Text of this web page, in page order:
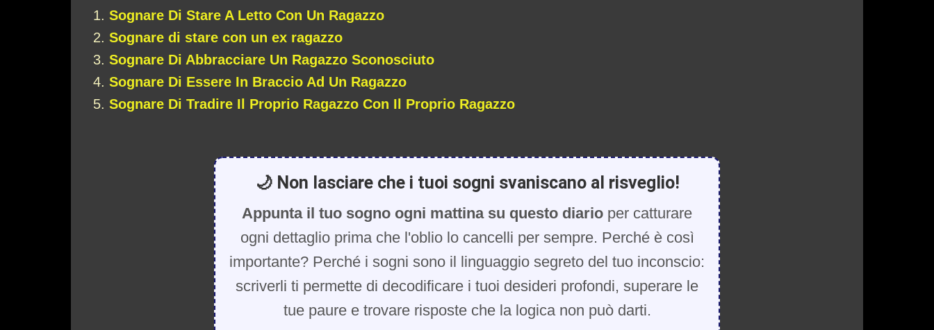
Sognare Di Stare A Letto Con Un Ragazzo
Sognare di stare con un ex ragazzo
Sognare Di Abbracciare Un Ragazzo Sconosciuto
Sognare Di Essere In Braccio Ad Un Ragazzo
Sognare Di Tradire Il Proprio Ragazzo Con Il Proprio Ragazzo
🌙 Non lasciare che i tuoi sogni svaniscano al risveglio!
Appunta il tuo sogno ogni mattina su questo diario per catturare
ogni dettaglio prima che l'oblio lo cancelli per sempre. Perché è così
importante? Perché i sogni sono il linguaggio segreto del tuo inconscio:
scriverli ti permette di decodificare i tuoi desideri profondi, superare le
tue paure e trovare risposte che la logica non può darti.